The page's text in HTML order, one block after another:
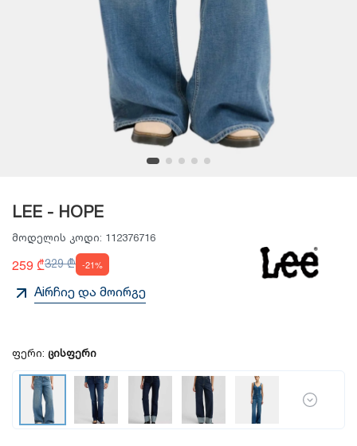
LEE - HOPE
მოდელის კოდი: 112376716
259 ₾329 ₾ -21%
Aiრჩიე და მოირგე
ფერი: ცისფერი